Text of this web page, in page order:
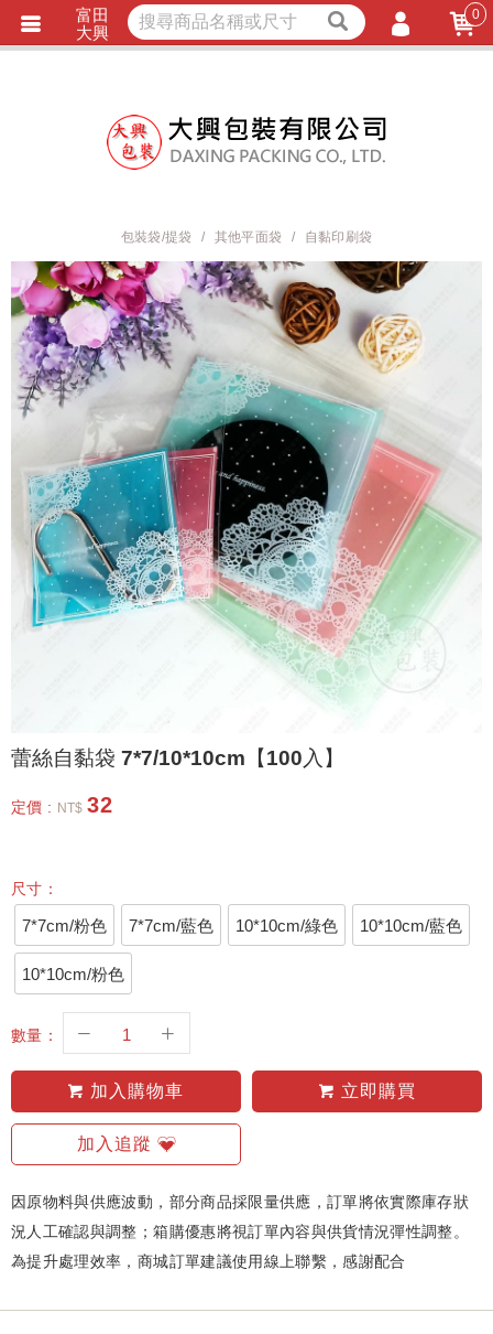
立即詢價 LINE詢問
包裝袋/提袋 其他平面袋 自黏印刷袋
蕾絲自黏袋 7*7/10*10cm【100入】
定價 : NT$ 32
尺寸：
7*7cm/粉色 7*7cm/藍色 10*10cm/綠色 10*10cm/藍色
10*10cm/粉色
數量：
加入購物車 立即購買
加入追蹤
因原物料與供應波動，部分商品採限量供應，訂單將依實際庫存狀
況人工確認與調整；箱購優惠將視訂單內容與供貨情況彈性調整。
為提升處理效率，商城訂單建議使用線上聯繫，感謝配合
富田
大興
0
會員註冊
忘記密碼
匯款通知
獨家商品 耐熱內襯